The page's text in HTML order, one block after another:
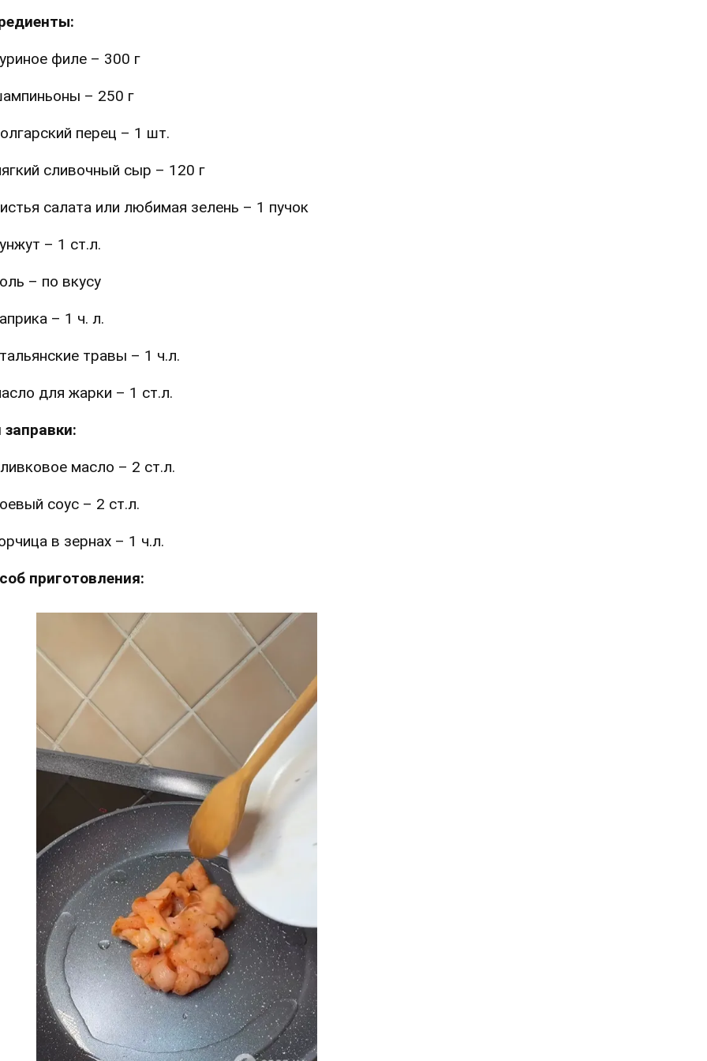
филе – 300 г
– 250 г
перец – 1 шт.
сливочный сыр – 120 г
салата или любимая зелень – 1 пучок
– 1 ст.л.
– по вкусу
– 1 ч. л.
травы – 1 ч.л.
для жарки – 1 ст.л.
масло – 2 ст.л.
соус – 2 ст.л.
в зернах – 1 ч.л.
приготовления: